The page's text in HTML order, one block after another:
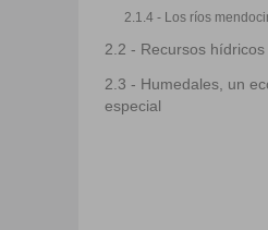
2.1.4 - Los ríos
2.2 - Recursos
2.3 - Humedales, un
especial